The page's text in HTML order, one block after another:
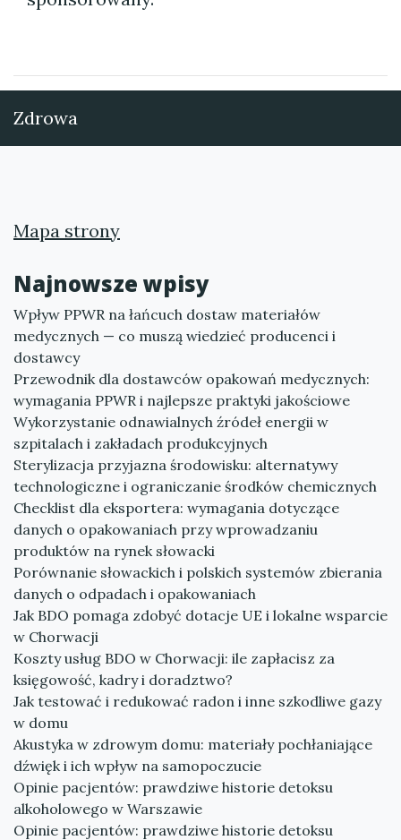
Zdrowa
Mapa strony
Najnowsze wpisy
Wpływ PPWR na łańcuch dostaw materiałów
medycznych — co muszą wiedzieć producenci i
dostawcy
Przewodnik dla dostawców opakowań medycznych:
wymagania PPWR i najlepsze praktyki jakościowe
Wykorzystanie odnawialnych źródeł energii w
szpitalach i zakładach produkcyjnych
Sterylizacja przyjazna środowisku: alternatywy
technologiczne i ograniczanie środków chemicznych
Checklist dla eksportera: wymagania dotyczące
danych o opakowaniach przy wprowadzaniu
produktów na rynek słowacki
Porównanie słowackich i polskich systemów zbierania
danych o odpadach i opakowaniach
Jak BDO pomaga zdobyć dotacje UE i lokalne wsparcie
w Chorwacji
Koszty usług BDO w Chorwacji: ile zapłacisz za
księgowość, kadry i doradztwo?
Jak testować i redukować radon i inne szkodliwe gazy
w domu
Akustyka w zdrowym domu: materiały pochłaniające
dźwięk i ich wpływ na samopoczucie
Opinie pacjentów: prawdziwe historie detoksu
alkoholowego w Warszawie
Opinie pacjentów: prawdziwe historie detoksu